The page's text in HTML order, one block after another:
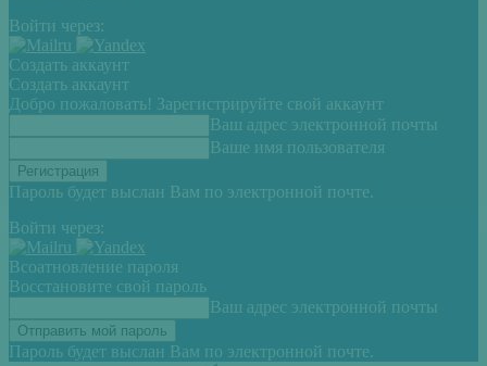
Войти через:
Создать аккаунт
Создать аккаунт
Добро пожаловать! Зарегистрируйте свой аккаунт
Ваш адрес электронной почты
Ваше имя пользователя
Пароль будет выслан Вам по электронной почте.
Войти через:
Всоатновление пароля
Восстановите свой пароль
Ваш адрес электронной почты
Пароль будет выслан Вам по электронной почте.